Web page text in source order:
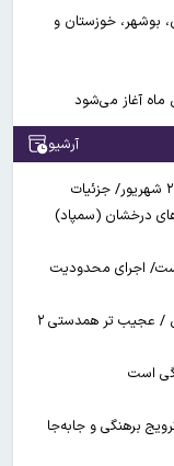
بوشهر، خوزستان و
ماه آغاز می‌شود
آرشیو
درخشان (سمپاد)
اجرای محدودیت
قتل پدر خانواده توسط زن خائن و معشوقه اش / عجیب تر همدستی ۲
است
برهنگی و جابه‌جا